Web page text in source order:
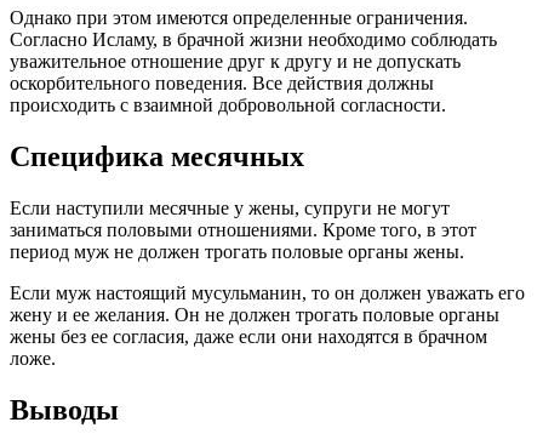
Однако при этом имеются определенные ограничения.
Согласно Исламу, в брачной жизни необходимо соблюдать
уважительное отношение друг к другу и не допускать
оскорбительного поведения. Все действия должны
происходить с взаимной добровольной согласности.
Специфика месячных
Если наступили месячные у жены, супруги не могут
заниматься половыми отношениями. Кроме того, в этот
период муж не должен трогать половые органы жены.
Если муж настоящий мусульманин, то он должен уважать его
жену и ее желания. Он не должен трогать половые органы
жены без ее согласия, даже если они находятся в брачном
ложе.
Выводы